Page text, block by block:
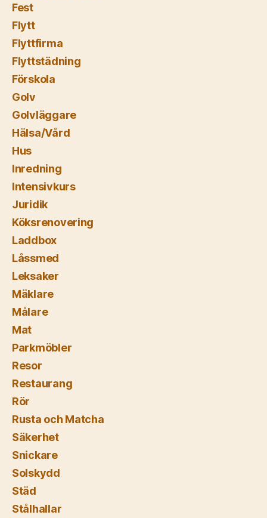
Fest
Flytt
Flyttfirma
Flyttstädning
Förskola
Golv
Golvläggare
Hälsa/Vård
Hus
Inredning
Intensivkurs
Juridik
Köksrenovering
Laddbox
Låssmed
Leksaker
Mäklare
Målare
Mat
Parkmöbler
Resor
Restaurang
Rör
Rusta och Matcha
Säkerhet
Snickare
Solskydd
Städ
Stålhallar